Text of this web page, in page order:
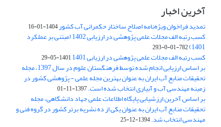
آخرین اخبار
تمدید فراخوان ویژه‌نامه اصلاح ساختار حکمرانی آب کشور1404-01-16
کسب رتبه الف مجلات علمی پژوهشی در ارزیابی 1402 (مبتنی بر عملکرد
1401)
782-01-0-293
کسب رتبه الف مجلات علمی پژوهشی در ارزیابی 1401 1401-05-29
بر اساس ارزیابی انجام شده توسط فرهنگستان علوم در سال 1397، مجله
تحقیقات منابع آب ایران به عنوان بهترین مجله علمی - پژوهشی کشور در
زمینه مهندسی آب و آبیاری انتخاب شده است.1397-11-01
بر اساس آخرین ارزشیابی پایگاه اطلاعات علمی جهاد دانشگاهی، مجله
تحقیقات منابع آب ایران به عنوان یکی از ده نشریه برتر کشور در گروه فنی و
مهندسی انتخاب شد.1394-12-25